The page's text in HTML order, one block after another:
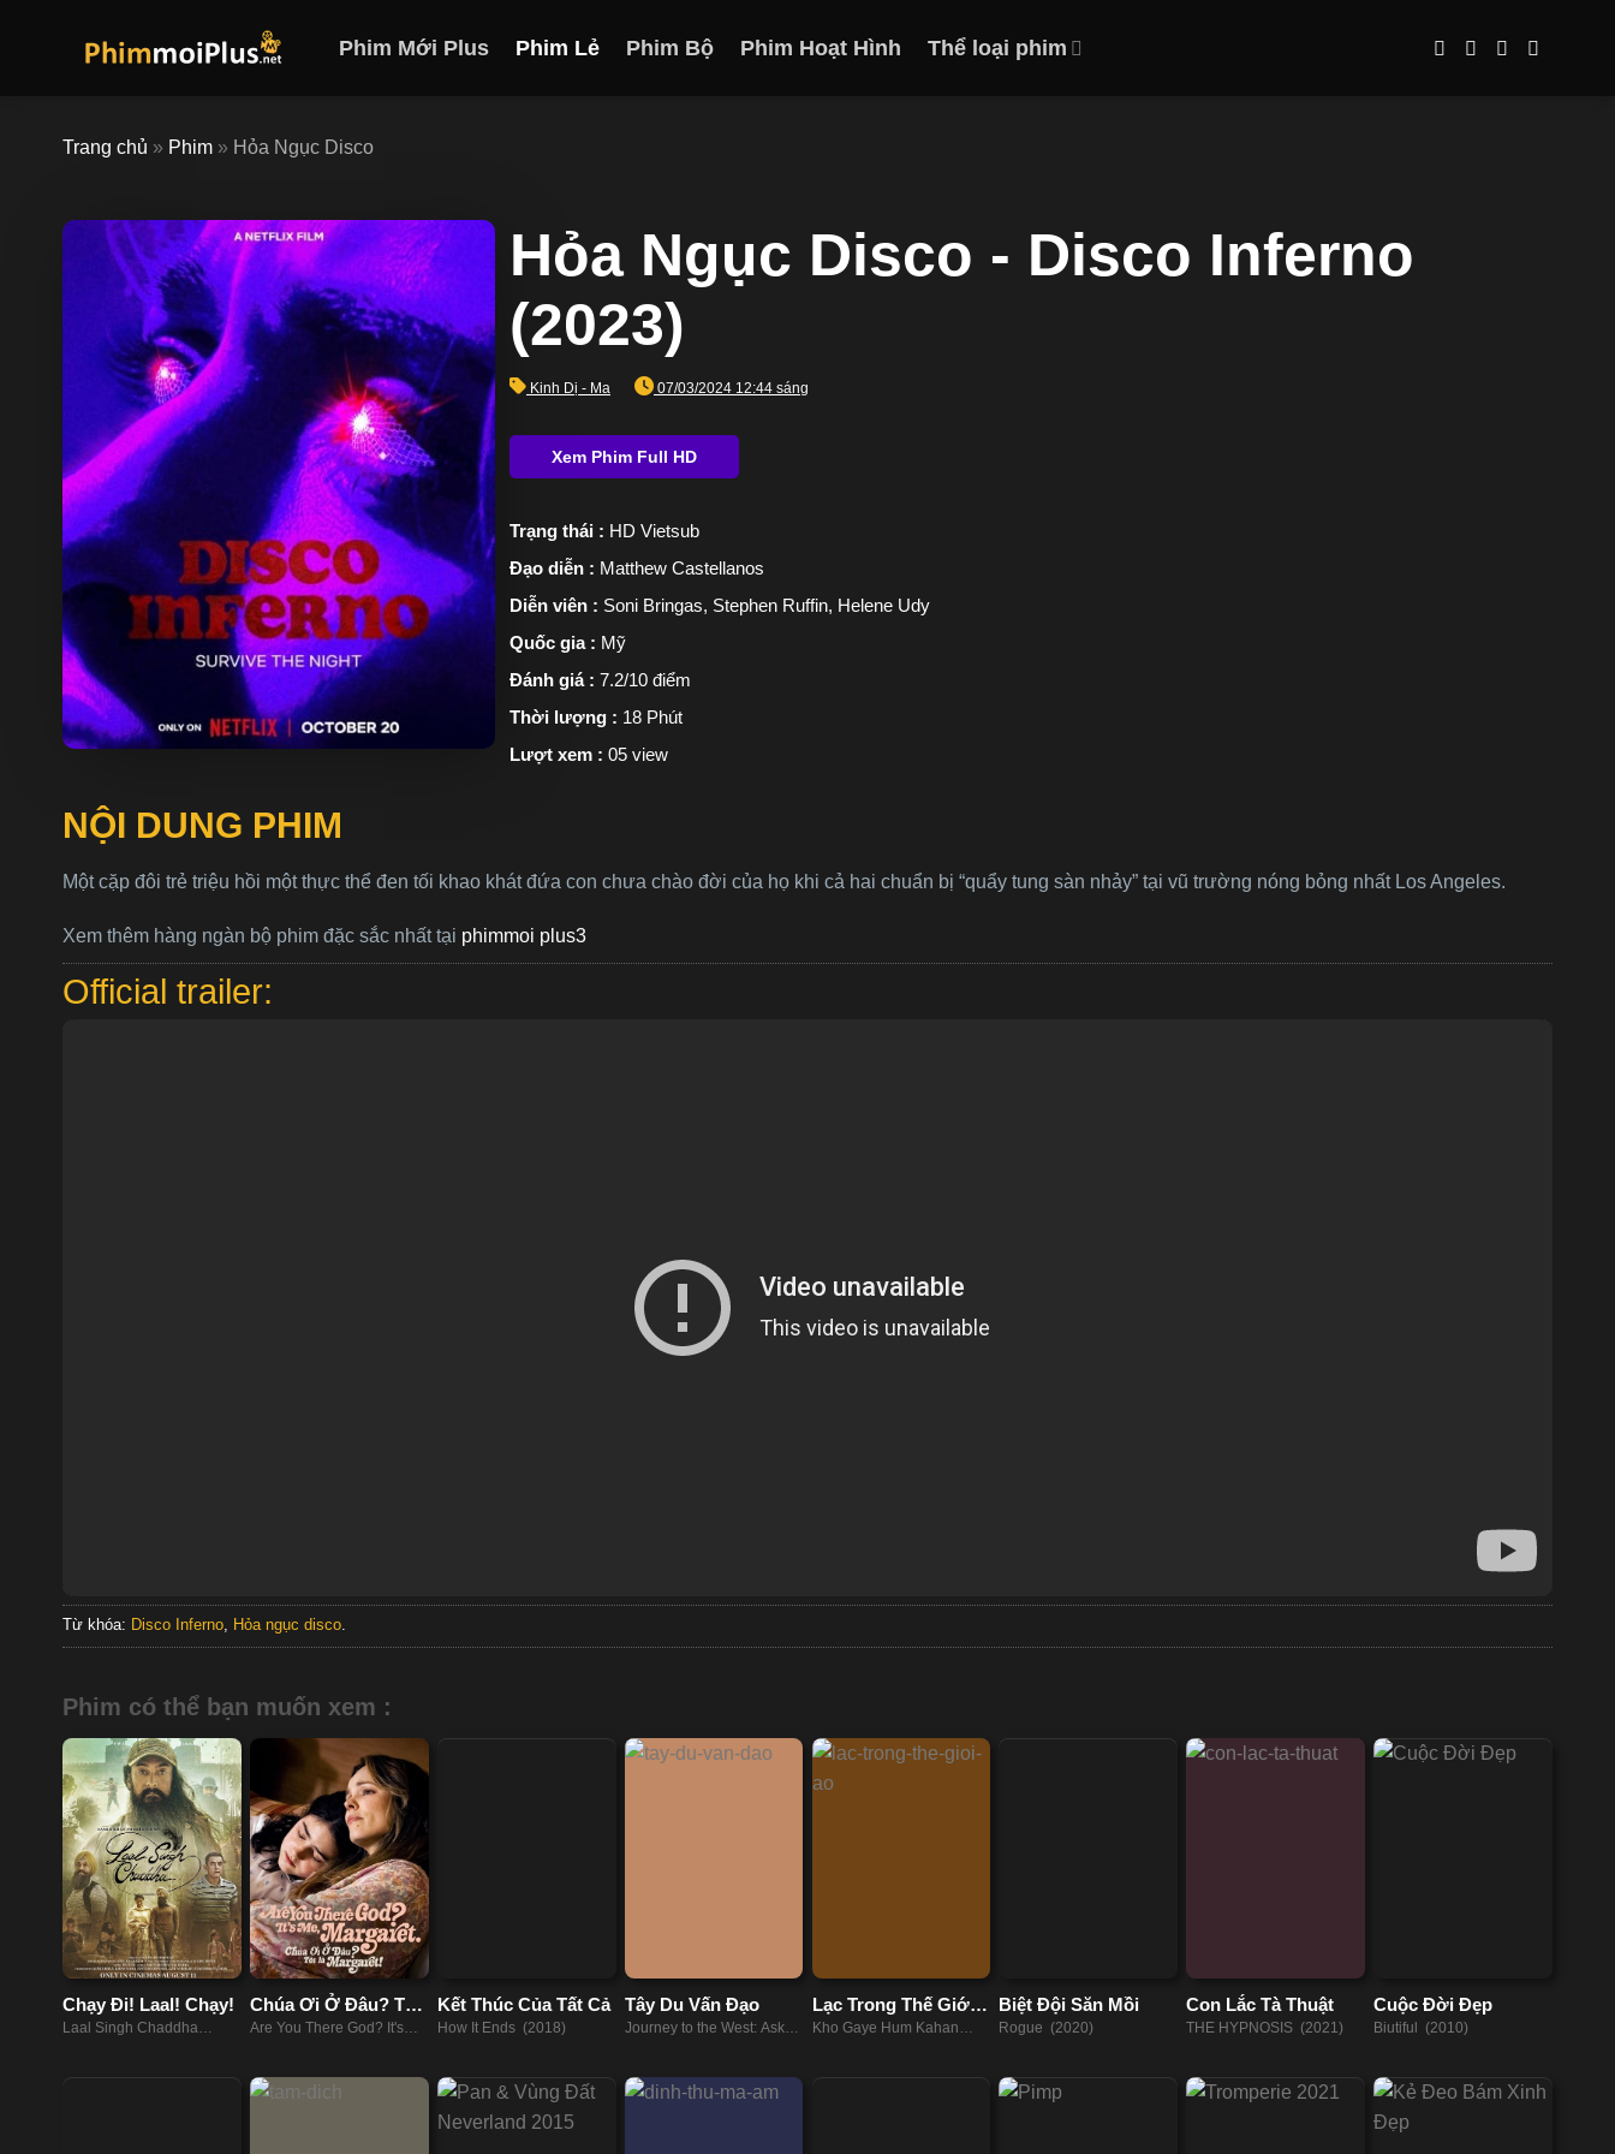
Phim Mới Plus Phim Lẻ Phim Bộ Phim Hoạt Hình Thể loại phim
Trang chủ » Phim » Hỏa Ngục Disco
Hỏa Ngục Disco - Disco Inferno
(2023)
Kinh Dị - Ma 07/03/2024 12:44 sáng
Trạng thái : HD Vietsub
Đạo diễn : Matthew Castellanos
Diễn viên : Soni Bringas, Stephen Ruffin, Helene Udy
Quốc gia : Mỹ
Đánh giá : 7.2/10 điểm
Thời lượng : 18 Phút
Lượt xem : 05 view
NỘI DUNG PHIM
Một cặp đôi trẻ triệu hồi một thực thể đen tối khao khát đứa con chưa chào đời của họ khi cả hai chuẩn bị “quẩy tung sàn nhảy” tại vũ trường nóng bỏng nhất Los Angeles.
Xem thêm hàng ngàn bộ phim đặc sắc nhất tại phimmoi plus3
Official trailer:
Từ khóa: Disco Inferno Hỏa ngục disco
Phim có thể bạn muốn xem :
Chạy Đi! Laal! Chạy!
Laal Singh Chaddha
Chúa Ơi Ở Đâu? Tôi
Là Margaret
Are You There God? It's
Kết Thúc Của Tất Cả
How It Ends (2018)
Tây Du Vấn Đạo
Journey to the West: Ask
Lạc Trong Thế Giới
Ảo
Kho Gaye Hum Kahan
Biệt Đội Săn Mồi
Rogue (2020)
Con Lắc Tà Thuật
THE HYPNOSIS (2021)
Cuộc Đời Đẹp
Biutiful (2010)